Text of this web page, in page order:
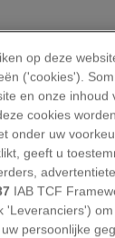
kijk je langs de
zorgt voor
verleden
op deze
('cookies').
en onze inhoud
cookies
onder uw
geeft u
IAB TCF
'Leveranciers')
persoonlijke